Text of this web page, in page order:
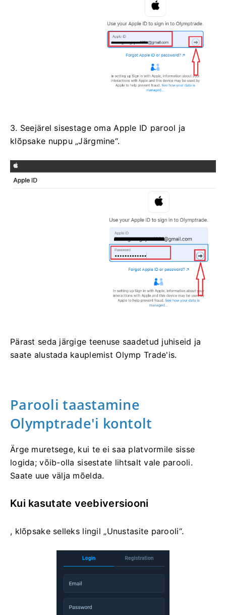
3. Seejärel sisestage oma Apple ID parool ja
klõpsake nuppu „Järgmine“.
Pärast seda järgige teenuse saadetud juhiseid ja
saate alustada kauplemist Olymp Trade'is.
Parooli taastamine
Olymptrade'i kontolt
Ärge muretsege, kui te ei saa platvormile sisse
logida; võib-olla sisestate lihtsalt vale parooli.
Saate uue välja mõelda.
Kui kasutate veebiversiooni
, klõpsake selleks lingil „Unustasite parooli“.